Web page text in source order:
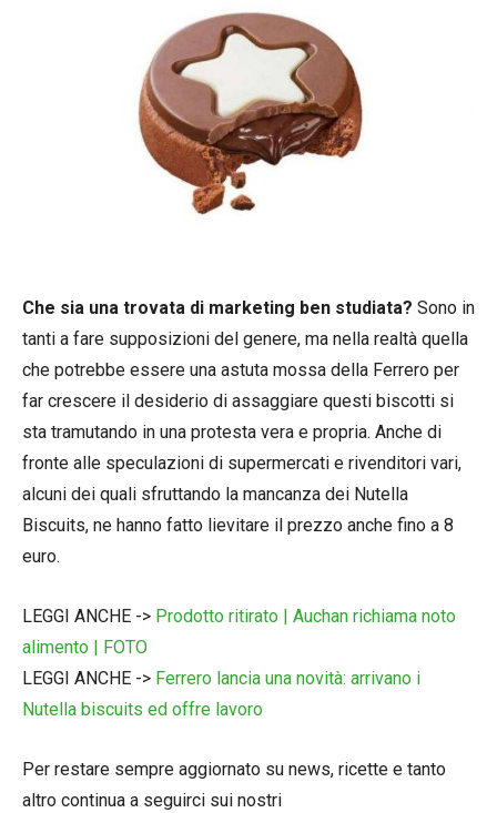
Che sia una trovata di marketing ben studiata? Sono in
tanti a fare supposizioni del genere, ma nella realtà quella
che potrebbe essere una astuta mossa della Ferrero per
far crescere il desiderio di assaggiare questi biscotti si
sta tramutando in una protesta vera e propria. Anche di
fronte alle speculazioni di supermercati e rivenditori vari,
alcuni dei quali sfruttando la mancanza dei Nutella
Biscuits, ne hanno fatto lievitare il prezzo anche fino a 8
euro.
LEGGI ANCHE -> Prodotto ritirato | Auchan richiama noto
alimento | FOTO
LEGGI ANCHE -> Ferrero lancia una novità: arrivano i
Nutella biscuits ed offre lavoro
Per restare sempre aggiornato su news, ricette e tanto
altro continua a seguirci sui nostri